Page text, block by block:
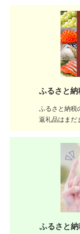
ふるさと
ふるさと納税
返礼品はまだ
ふるさと納